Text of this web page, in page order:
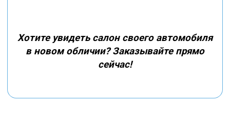
Хотите увидеть салон своего автомобиля
в новом обличии? Заказывайте прямо
сейчас!